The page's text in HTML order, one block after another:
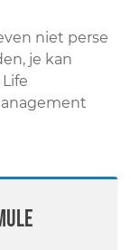
niet perse
je kan